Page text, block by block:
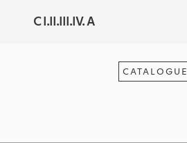
C I.II.III.IV. A
CATALOGUE